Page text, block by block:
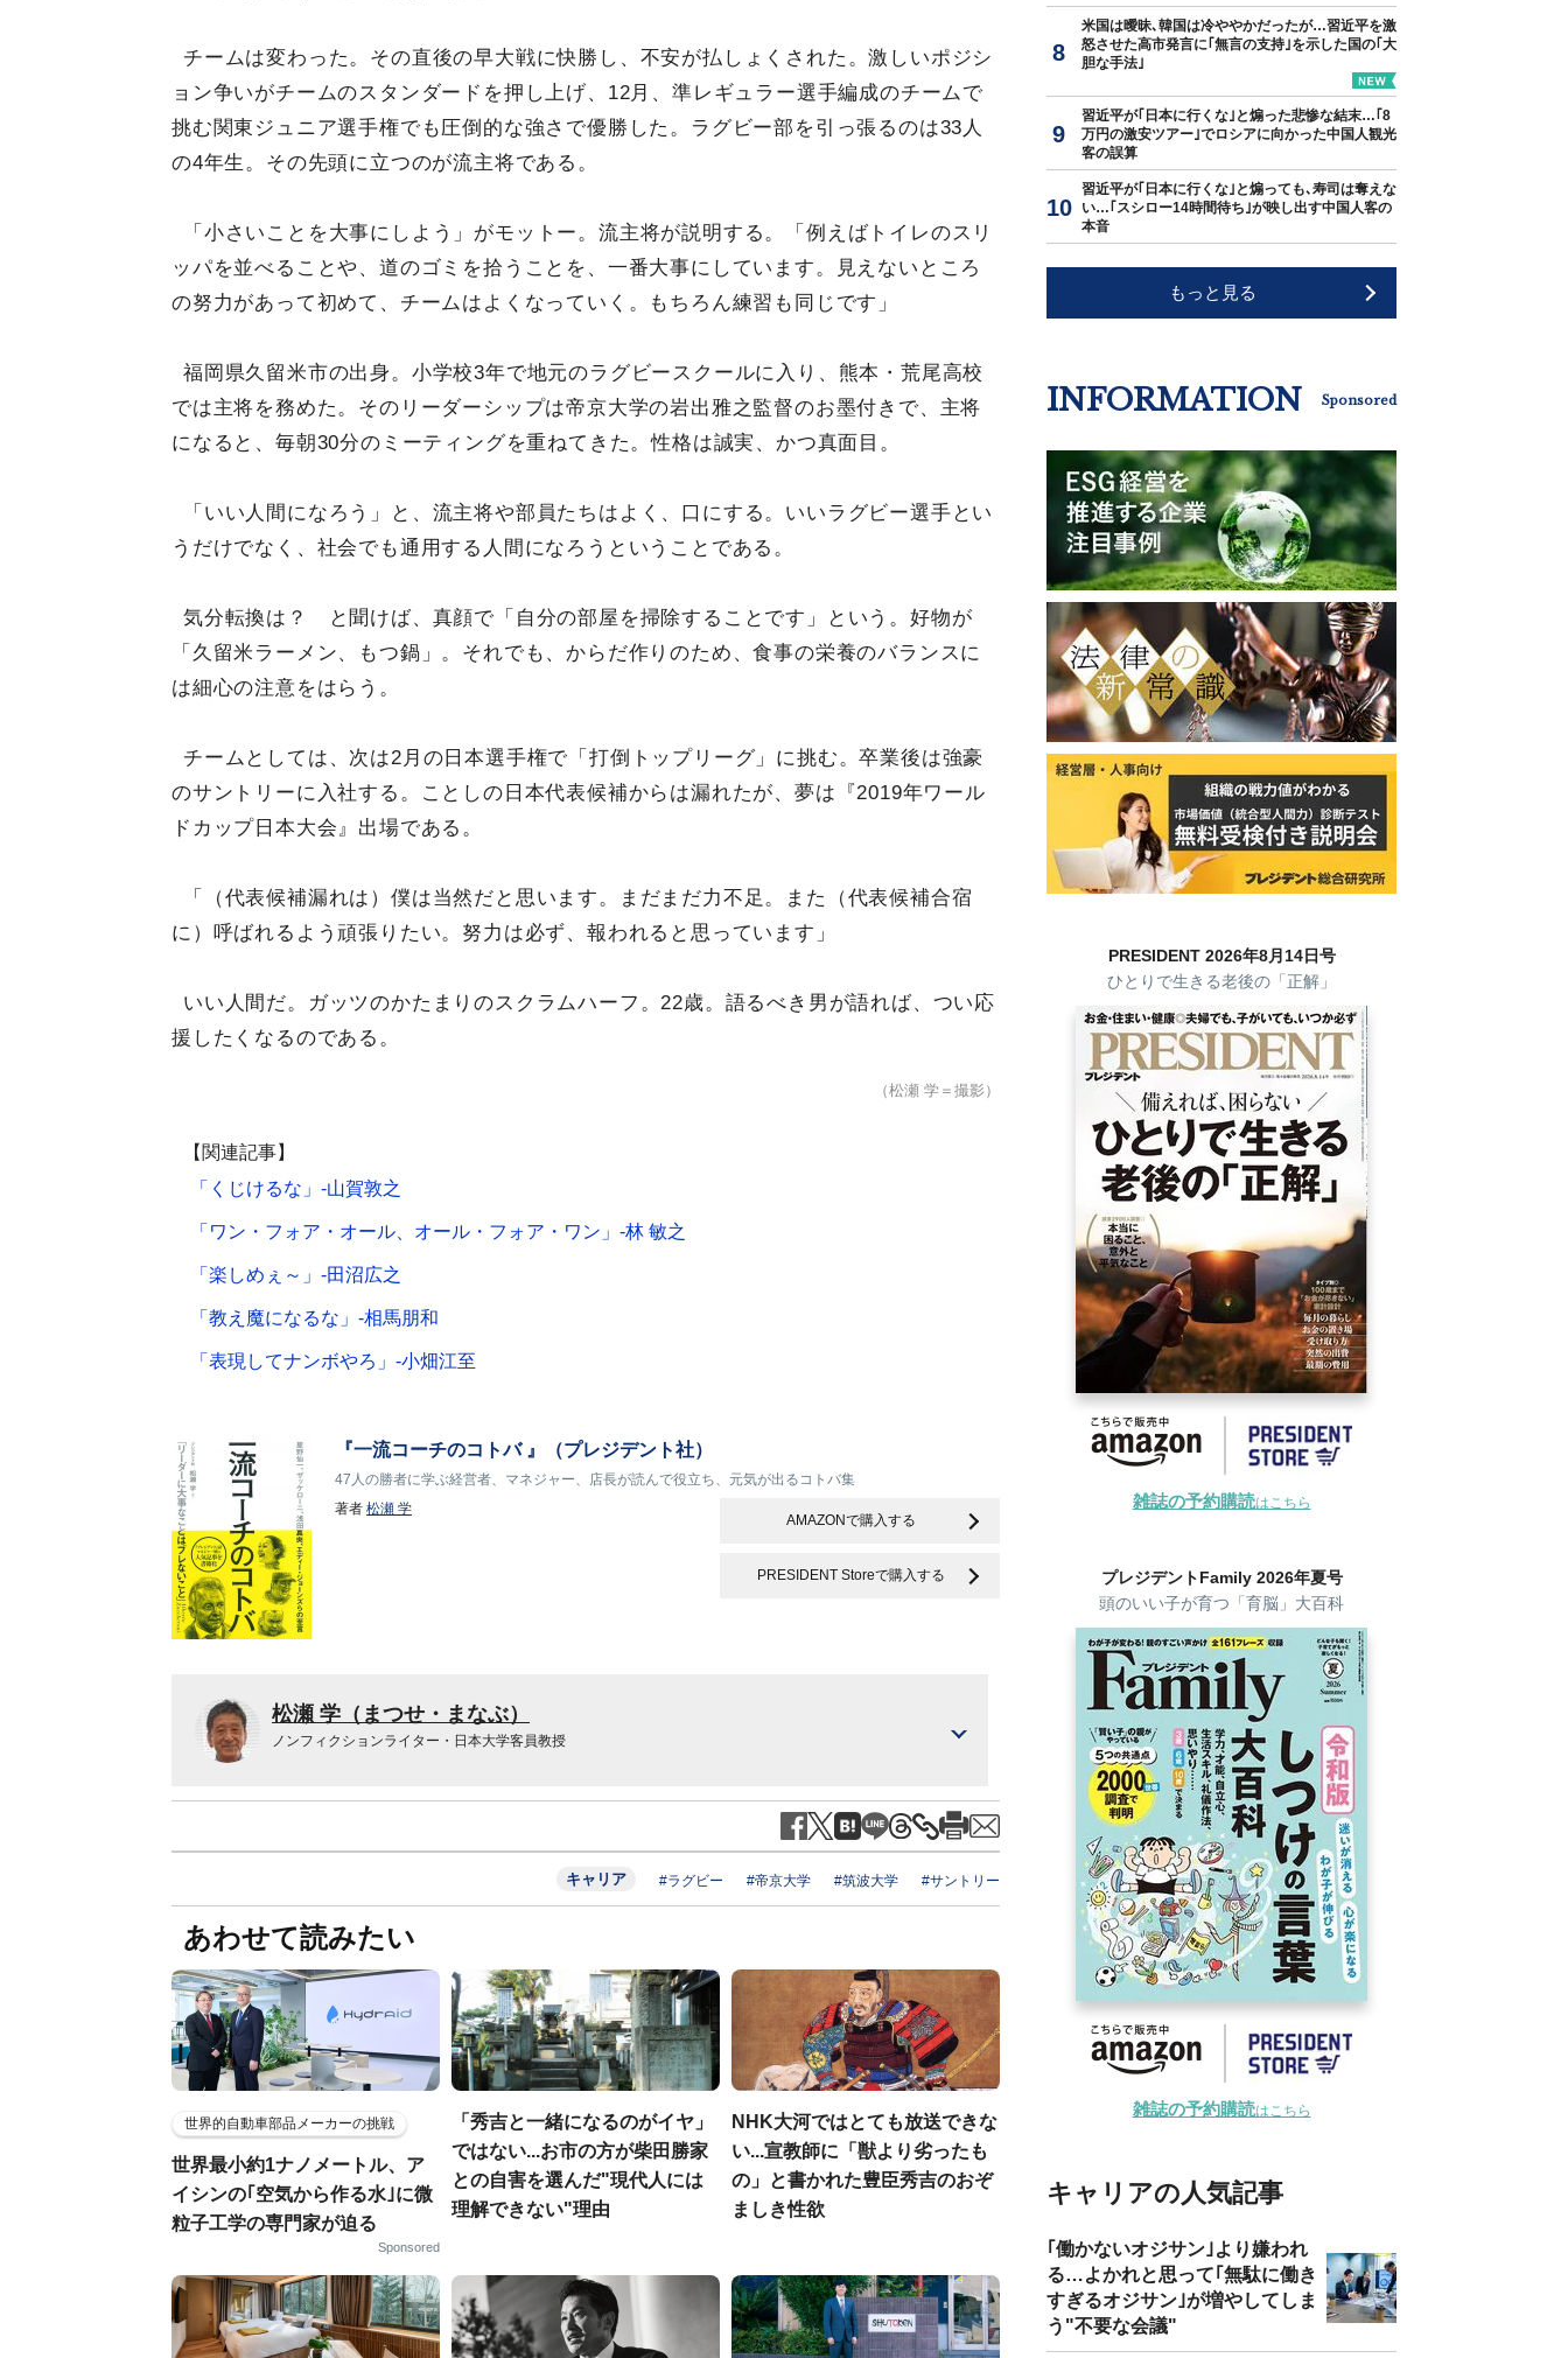
チームは変わった。その直後の早大戦に快勝し、不安が払しょくされた。激しいポジシ
ョン争いがチームのスタンダードを押し上げ、12月、準レギュラー選手編成のチームで
挑む関東ジュニア選手権でも圧倒的な強さで優勝した。ラグビー部を引っ張るのは33人
の4年生。その先頭に立つのが流主将である。
「小さいことを大事にしよう」がモットー。流主将が説明する。「例えばトイレのスリ
ッパを並べることや、道のゴミを拾うことを、一番大事にしています。見えないところ
の努力があって初めて、チームはよくなっていく。もちろん練習も同じです」
福岡県久留米市の出身。小学校3年で地元のラグビースクールに入り、熊本・荒尾高校
では主将を務めた。そのリーダーシップは帝京大学の岩出雅之監督のお墨付きで、主将
になると、毎朝30分のミーティングを重ねてきた。性格は誠実、かつ真面目。
「いい人間になろう」と、流主将や部員たちはよく、口にする。いいラグビー選手とい
うだけでなく、社会でも通用する人間になろうということである。
気分転換は？ と聞けば、真顔で「自分の部屋を掃除することです」という。好物が
「久留米ラーメン、もつ鍋」。それでも、からだ作りのため、食事の栄養のバランスに
は細心の注意をはらう。
チームとしては、次は2月の日本選手権で「打倒トップリーグ」に挑む。卒業後は強豪
のサントリーに入社する。ことしの日本代表候補からは漏れたが、夢は『2019年ワール
ドカップ日本大会』出場である。
「（代表候補漏れは）僕は当然だと思います。まだまだ力不足。また（代表候補合宿
に）呼ばれるよう頑張りたい。努力は必ず、報われると思っています」
いい人間だ。ガッツのかたまりのスクラムハーフ。22歳。語るべき男が語れば、つい応
援したくなるのである。
（松瀬 学＝撮影）
【関連記事】
「くじけるな」-山賀敦之
「ワン・フォア・オール、オール・フォア・ワン」-林 敏之
「楽しめぇ～」-田沼広之
「教え魔になるな」-相馬朋和
「表現してナンボやろ」-小畑江至
『一流コーチのコトバ 』（プレジデント社）
47人の勝者に学ぶ経営者、マネジャー、店長が読んで役立ち、元気が出るコトバ集
著者 松瀬 学
AMAZONで購入する
PRESIDENT Storeで購入する
松瀬 学（まつせ・まなぶ）
ノンフィクションライター・日本大学客員教授
キャリア #ラグビー #帝京大学 #筑波大学 #サントリー
あわせて読みたい
世界的自動車部品メーカーの挑戦
世界最小約1ナノメートル、ア
イシンの｢空気から作る水｣に微
粒子工学の専門家が迫る
Sponsored
「秀吉と一緒になるのがイヤ」
ではない...お市の方が柴田勝家
との自害を選んだ"現代人には
理解できない"理由
NHK大河ではとても放送できな
い...宣教師に「獣より劣ったも
の」と書かれた豊臣秀吉のおぞ
ましき性欲
米国は曖昧､韓国は冷ややかだったが…習近平を激
怒させた高市発言に｢無言の支持｣を示した国の｢大
胆な手法｣
習近平が｢日本に行くな｣と煽った悲惨な結末…｢8
万円の激安ツアー｣でロシアに向かった中国人観光
客の誤算
習近平が｢日本に行くな｣と煽っても､寿司は奪えな
い…｢スシロー14時間待ち｣が映し出す中国人客の
本音
もっと見る
INFORMATION Sponsored
PRESIDENT 2026年8月14日号
ひとりで生きる老後の「正解」
雑誌の予約購読はこちら
プレジデントFamily 2026年夏号
頭のいい子が育つ「育脳」大百科
雑誌の予約購読はこちら
キャリアの人気記事
｢働かないオジサン｣より嫌われ
る…よかれと思って｢無駄に働き
すぎるオジサン｣が増やしてしま
う"不要な会議"